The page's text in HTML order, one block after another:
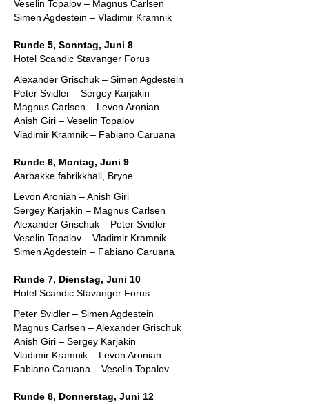
Veselin Topalov – Magnus Carlsen
Simen Agdestein – Vladimir Kramnik
Runde 5, Sonntag, Juni 8
Hotel Scandic Stavanger Forus
Alexander Grischuk – Simen Agdestein
Peter Svidler – Sergey Karjakin
Magnus Carlsen – Levon Aronian
Anish Giri – Veselin Topalov
Vladimir Kramnik – Fabiano Caruana
Runde 6, Montag, Juni 9
Aarbakke fabrikkhall, Bryne
Levon Aronian – Anish Giri
Sergey Karjakin – Magnus Carlsen
Alexander Grischuk – Peter Svidler
Veselin Topalov – Vladimir Kramnik
Simen Agdestein – Fabiano Caruana
Runde 7, Dienstag, Juni 10
Hotel Scandic Stavanger Forus
Peter Svidler – Simen Agdestein
Magnus Carlsen – Alexander Grischuk
Anish Giri – Sergey Karjakin
Vladimir Kramnik – Levon Aronian
Fabiano Caruana – Veselin Topalov
Runde 8, Donnerstag, Juni 12